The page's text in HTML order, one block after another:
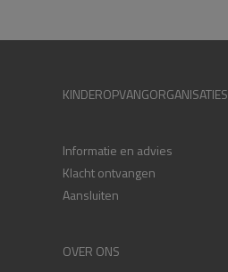
KINDEROPVANGORGANISATIES
Informatie en advies
Klacht ontvangen
Aansluiten
OVER ONS